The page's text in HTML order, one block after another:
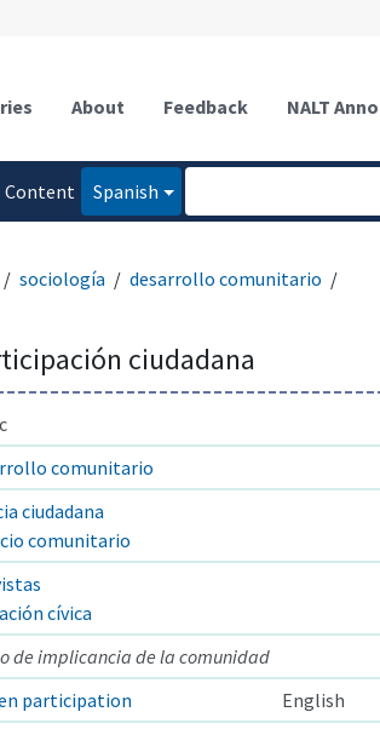
About Feedback NALT
Content
Spanish
sociología
desarrollo comunitario
ciudadana
comunitario
ciudadana
comunitario
cívica
de implicancia de la comunidad
participation
English